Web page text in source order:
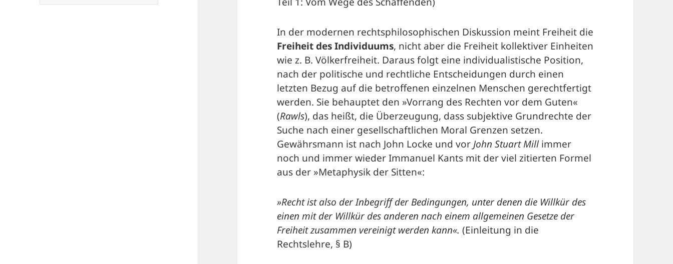
In der modernen rechtsphilosophischen Diskussion meint Freiheit die
Freiheit des Individuums, nicht aber die Freiheit kollektiver Einheiten
wie z. B. Völkerfreiheit. Daraus folgt eine individualistische Position,
nach der politische und rechtliche Entscheidungen durch einen
letzten Bezug auf die betroffenen einzelnen Menschen gerechtfertigt
werden. Sie behauptet den »Vorrang des Rechten vor dem Guten«
(Rawls), das heißt, die Überzeugung, dass subjektive Grundrechte der
Suche nach einer gesellschaftlichen Moral Grenzen setzen.
Gewährsmann ist nach John Locke und vorJohn Stuart Mill immer
noch und immer wieder Immanuel Kants mit der viel zitierten Formel
aus der »Metaphysik der Sitten«:
»Recht ist also der Inbegriff der Bedingungen, unter denen die Willkür des
einen mit der Willkür des anderen nach einem allgemeinen Gesetze der
Freiheit zusammen vereinigt werden kann«. (Einleitung in die
Rechtslehre, § B)